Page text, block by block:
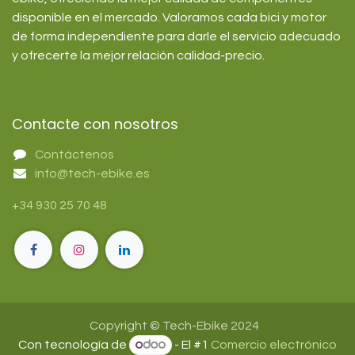
disponible en el mercado. Valoramos cada bici y motor
de forma independiente para darle el servicio adecuado
y ofrecerte la mejor relación calidad-precio.
Contacte con nosotros
Contáctenos
info@tech-ebike.es
+34 930 25 70 48
Copyright © Tech-Ebike 2024
Con tecnología de
- El #1 Comercio electrónico